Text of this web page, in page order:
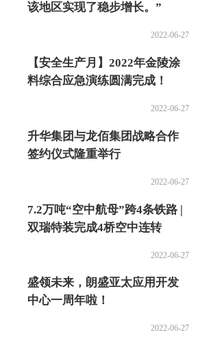
该地区实现了稳步增长。”
2022-06-27
【安全生产月】2022年金陵涂
料综合应急演练圆满完成！
2022-06-27
升华集团与龙佰集团战略合作
签约仪式隆重举行
2022-06-27
7.2万吨“空中航母”跨4条铁路 |
双瑞特装完成4桥空中连转
2022-06-27
盛领未来，朗盛亚太应用开发
中心一周年啦！
2022-06-27